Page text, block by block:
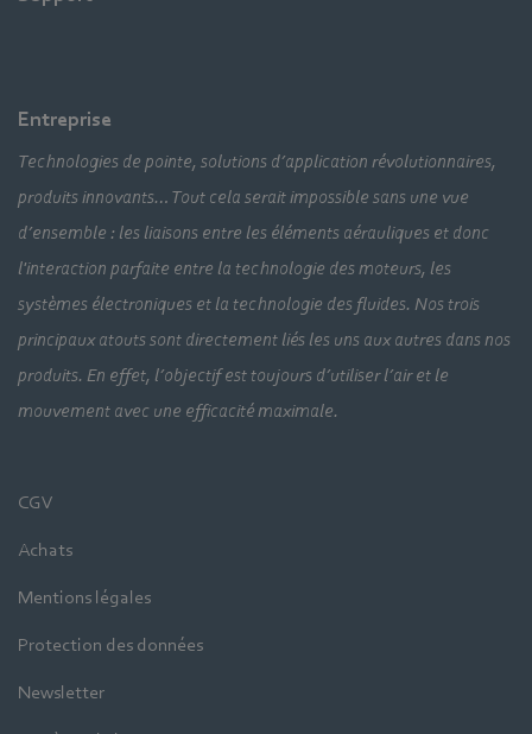
Entreprise
Technologies de pointe, solutions d’application révolutionnaires,
produits innovants… Tout cela serait impossible sans une vue
d’ensemble : les liaisons entre les éléments aérauliques et donc
l'interaction parfaite entre la technologie des moteurs, les
systèmes électroniques et la technologie des fluides. Nos trois
principaux atouts sont directement liés les uns aux autres dans nos
produits. En effet, l’objectif est toujours d’utiliser l’air et le
mouvement avec une efficacité maximale.
CGV
Achats
Mentions légales
Protection des données
Newsletter